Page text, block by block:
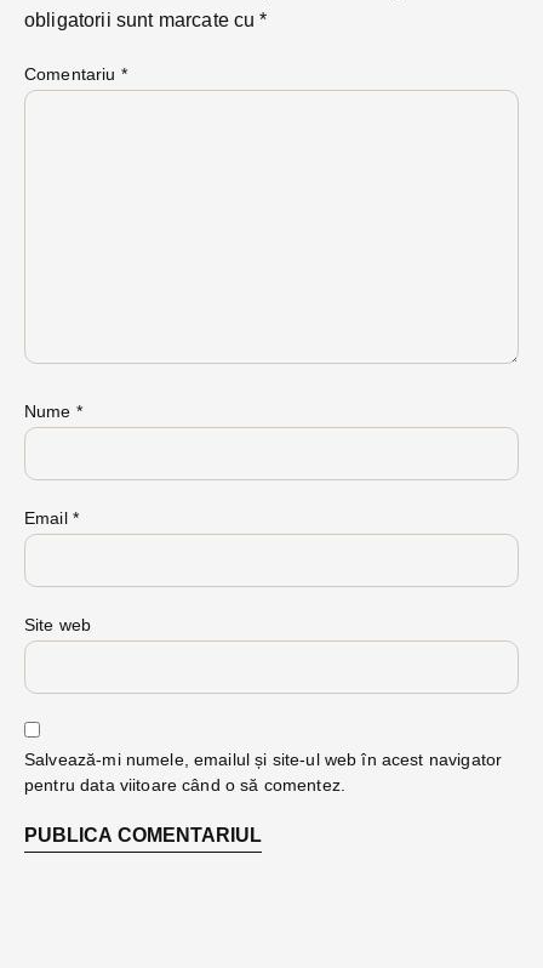
obligatorii sunt marcate cu*
Comentariu *
Nume *
Email *
Site web
Salvează-mi numele, emailul și site-ul web în acest navigator
pentru data viitoare când o să comentez.